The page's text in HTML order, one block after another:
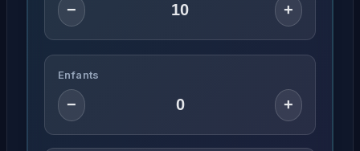
− +
Enfants
− +